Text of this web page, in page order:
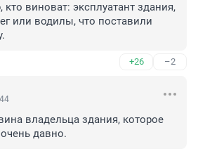
виноват: эксплуатант здания,
или водилы, что поставили
+26 –2
владельца здания, которое
давно.